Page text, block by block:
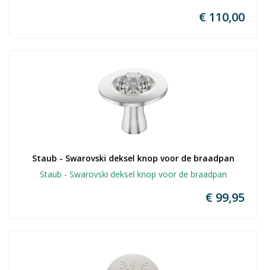
€ 110,00
Staub - Swarovski deksel knop voor de braadpan
Staub - Swarovski deksel knop voor de braadpan
€ 99,95